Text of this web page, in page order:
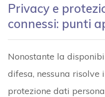
Privacy e
connessi: punti
Nonostante la
difesa, nessuna
protezione dati